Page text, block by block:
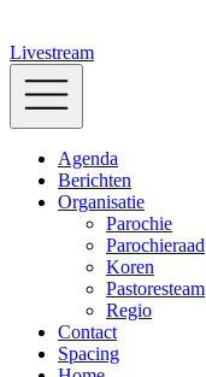
Livestream
Agenda
Berichten
Organisatie
Parochie
Parochieraad
Koren
Pastoresteam
Regio
Contact
Spacing